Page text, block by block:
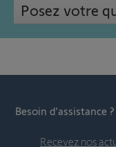
Posez votre
Besoin d’assistance ?
Recevez nos